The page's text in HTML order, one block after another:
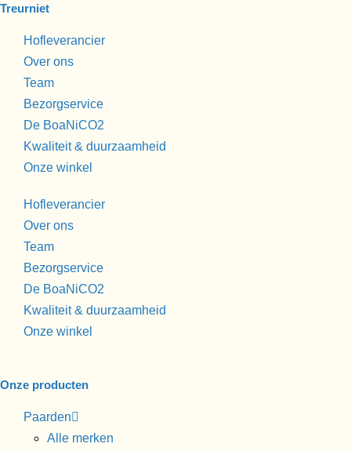
Treurniet
Hofleverancier
Over ons
Team
Bezorgservice
De BoaNiCO2
Kwaliteit & duurzaamheid
Onze winkel
Hofleverancier
Over ons
Team
Bezorgservice
De BoaNiCO2
Kwaliteit & duurzaamheid
Onze winkel
Onze producten
Paarden
Alle merken